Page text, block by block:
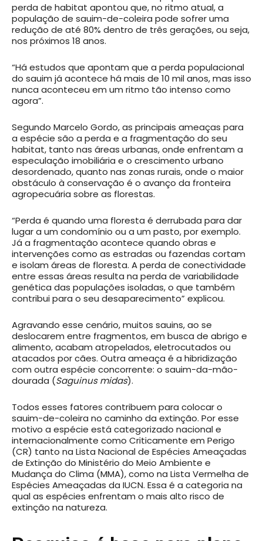
perda de habitat apontou que, no ritmo atual, a
população de sauim-de-coleira pode sofrer uma
redução de até 80% dentro de três gerações, ou seja,
nos próximos 18 anos.
“Há estudos que apontam que a perda populacional
do sauim já acontece há mais de 10 mil anos, mas isso
nunca aconteceu em um ritmo tão intenso como
agora”.
Segundo Marcelo Gordo, as principais ameaças para
a espécie são a perda e a fragmentação do seu
habitat, tanto nas áreas urbanas, onde enfrentam a
especulação imobiliária e o crescimento urbano
desordenado, quanto nas zonas rurais, onde o maior
obstáculo à conservação é o avanço da fronteira
agropecuária sobre as florestas.
“Perda é quando uma floresta é derrubada para dar
lugar a um condomínio ou a um pasto, por exemplo.
Já a fragmentação acontece quando obras e
intervenções como as estradas ou fazendas cortam
e isolam áreas de floresta. A perda de conectividade
entre essas áreas resulta na perda de variabilidade
genética das populações isoladas, o que também
contribui para o seu desaparecimento” explicou.
Agravando esse cenário, muitos sauins, ao se
deslocarem entre fragmentos, em busca de abrigo e
alimento, acabam atropelados, eletrocutados ou
atacados por cães. Outra ameaça é a hibridização
com outra espécie concorrente: o sauim-da-mão-
dourada (Saguinus midas).
Todos esses fatores contribuem para colocar o
sauim-de-coleira no caminho da extinção. Por esse
motivo a espécie está categorizado nacional e
internacionalmente como Criticamente em Perigo
(CR) tanto na Lista Nacional de Espécies Ameaçadas
de Extinção do Ministério do Meio Ambiente e
Mudança do Clima (MMA), como na Lista Vermelha de
Espécies Ameaçadas da IUCN. Essa é a categoria na
qual as espécies enfrentam o mais alto risco de
extinção na natureza.